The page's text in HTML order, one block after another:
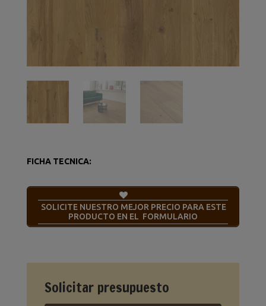
FICHA TECNICA:
SOLICITE NUESTRO MEJOR PRECIO PARA ESTE
PRODUCTO EN EL FORMULARIO
Solicitar presupuesto